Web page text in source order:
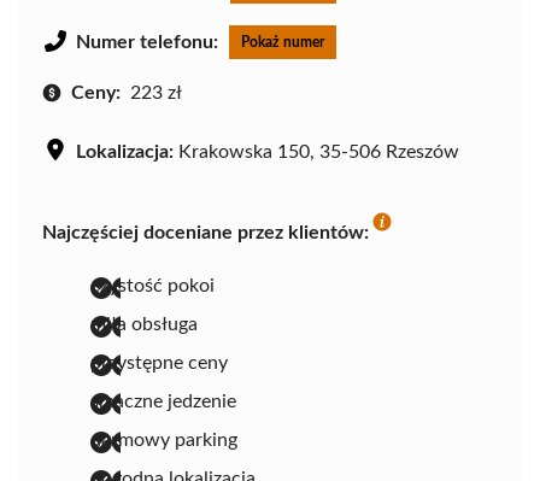
Numer telefonu: Pokaż numer
Ceny: 223 zł
Lokalizacja: Krakowska 150, 35-506 Rzeszów
Najczęściej doceniane przez klientów:
czystość pokoi
miła obsługa
przystępne ceny
smaczne jedzenie
darmowy parking